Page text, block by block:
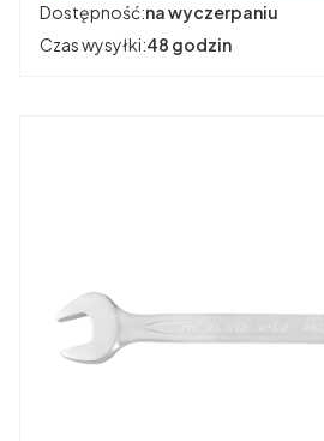
Dostępność:na wyczerpaniu
Czas wysyłki:48 godzin